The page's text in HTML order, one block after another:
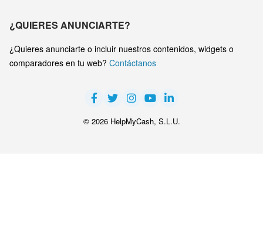
¿QUIERES ANUNCIARTE?
¿Quieres anunciarte o incluir nuestros contenidos, widgets o
comparadores en tu web? Contáctanos
© 2026 HelpMyCash, S.L.U.